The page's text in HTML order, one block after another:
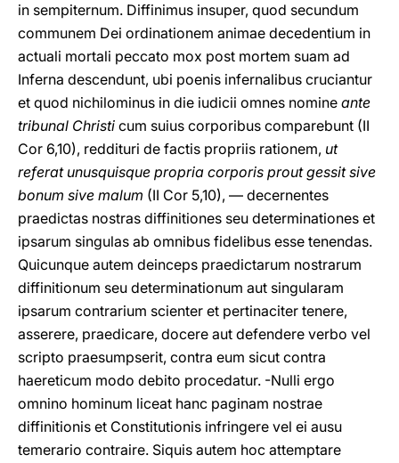
in sempiternum. Diffinimus insuper, quod secundum
communem Dei ordinationem animae decedentium in
actuali mortali peccato mox post mortem suam ad
Inferna descendunt, ubi poenis infernalibus cruciantur
et quod nichilominus in die iudicii omnes nomine ante
tribunal Christi cum suius corporibus comparebunt (II
Cor 6,10), reddituri de factis propriis rationem, ut
referat unusquisque propria corporis prout gessit sive
bonum sive malum (II Cor 5,10), — decernentes
praedictas nostras diffinitiones seu determinationes et
ipsarum singulas ab omnibus fidelibus esse tenendas.
Quicunque autem deinceps praedictarum nostrarum
diffinitionum seu determinationum aut singularam
ipsarum contrarium scienter et pertinaciter tenere,
asserere, praedicare, docere aut defendere verbo vel
scripto praesumpserit, contra eum sicut contra
haereticum modo debito procedatur. -Nulli ergo
omnino hominum liceat hanc paginam nostrae
diffinitionis et Constitutionis infringere vel ei ausu
temerario contraire. Siquis autem hoc attemptare